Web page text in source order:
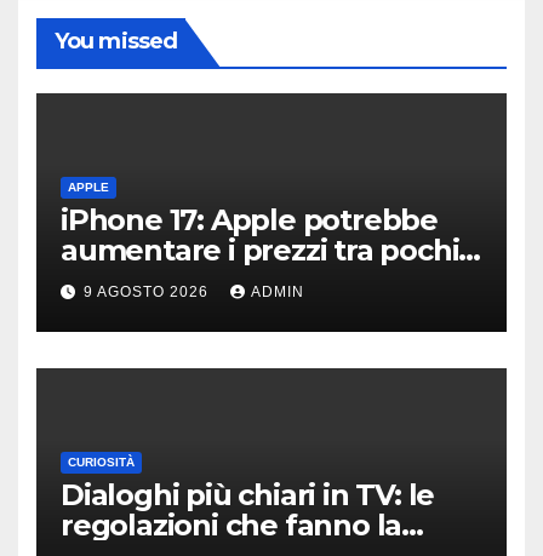
You missed
APPLE
iPhone 17: Apple potrebbe
aumentare i prezzi tra pochi
giorni
9 AGOSTO 2026 ADMIN
CURIOSITÀ
Dialoghi più chiari in TV: le
regolazioni che fanno la